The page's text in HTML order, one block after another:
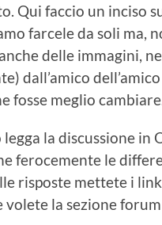
Qui faccio un inciso
farcele da soli ma,
delle immagini,
dall’amico
fosse meglio cambiare.
la discussione in
ferocemente le
risposte mettete i
la sezione